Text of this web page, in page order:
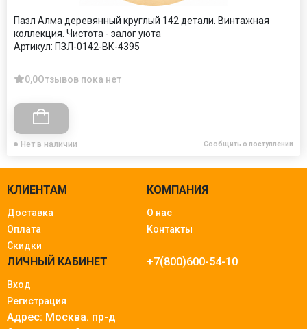
Пазл Алма деревянный круглый 142 детали. Винтажная
коллекция. Чистота - залог уюта
Артикул: ПЗЛ-0142-ВК-4395
0,0Отзывов пока нет
Нет в наличии Сообщить о поступлении
КЛИЕНТАМ
Доставка
Оплата
Скидки
КОМПАНИЯ
О нас
Контакты
ЛИЧНЫЙ КАБИНЕТ
Вход
Регистрация
+7(800)600-54-10
Адрес: Москва. пр-д